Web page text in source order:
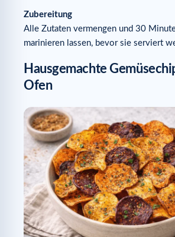
Zubereitung
Alle Zutaten vermengen und 30
marinieren lassen, bevor sie serviert
Hausgemachte
Ofen